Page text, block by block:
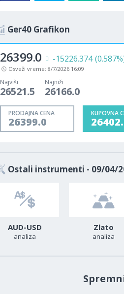
Ger40 Grafikon
26399.5 -15276.957
Osveži vreme: 8/7/2026 16:09
Najviši
26521.5
Najniži
26166.0
PRODAJNA CENA
26399.5
KUPOVNA
Ostali instrumenti - 09/04/
AUD-USD
analiza
Zlato
analiza